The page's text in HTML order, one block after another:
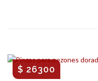
$ 26300